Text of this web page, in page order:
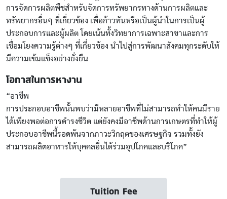
การจัดการผลิตพืชสำหรับจัดการทรัพยากรทางด้านการผลิตและ
ทรัพยากรอื่นๆ ที่เกี่ยวข้อง เพื่อก้าวทันหรือเป็นผู้นำในการเป็นผู้
ประกอบการและผู้ผลิต โดยเน้นทั้งวิทยาการเฉพาะสาขาและการ
เชื่อมโยงความรู้ต่างๆ ที่เกี่ยวข้อง นำไปสู่การพัฒนาสังคมทุกระดับให้
มีความเข้มแข็งอย่างยั่งยืน
โอกาสในการหางาน
“อาชีพ
การประกอบอาชีพนั้นพบว่ามีหลายอาชีพที่ไม่สามารถทำให้คนมีราย
ได้เพียงพอต่อการดำรงชีวิต แต่ยังคงมีอาชีพด้านการเกษตรที่ทำให้ผู้
ประกอบอาชีพนี้รอดพ้นจากภาวะวิกฤตของเศรษฐกิจ รวมทั้งยัง
สามารถผลิตอาหารให้บุคคลอื่นได้ร่วมอุปโภคและบริโภค”
Tuition Fee